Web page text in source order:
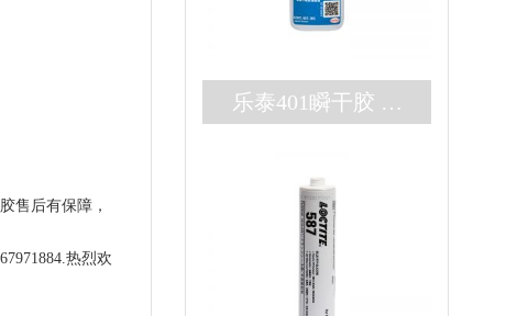
售后有保障，
热烈欢
乐泰401瞬干胶 无
干胶 百乐粘胶现货
秒发